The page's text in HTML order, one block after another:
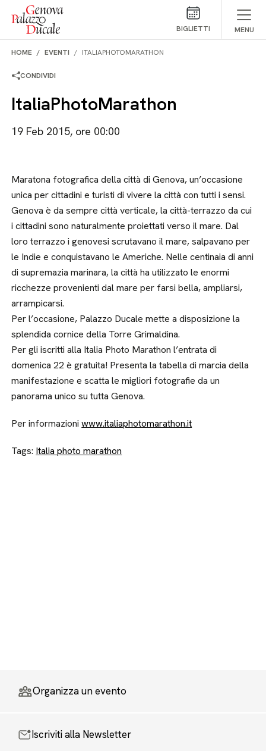
Salta al contenuto
BIGLIETTI MENU
HOME EVENTI ITALIAPHOTOMARATHON
CONDIVIDI
ItaliaPhotoMarathon
19 Feb 2015, ore 00:00
Maratona fotografica della città di Genova, un’occasione
unica per cittadini e turisti di vivere la città con tutti i sensi.
Genova è da sempre città verticale, la città-terrazzo da cui
i cittadini sono naturalmente proiettati verso il mare. Dal
loro terrazzo i genovesi scrutavano il mare, salpavano per
le Indie e conquistavano le Americhe. Nelle centinaia di anni
di supremazia marinara, la città ha utilizzato le enormi
ricchezze provenienti dal mare per farsi bella, ampliarsi,
arrampicarsi.
Per l’occasione, Palazzo Ducale mette a disposizione la
splendida cornice della Torre Grimaldina.
Per gli iscritti alla Italia Photo Marathon l’entrata di
domenica 22 è gratuita! Presenta la tabella di marcia della
manifestazione e scatta le migliori fotografie da un
panorama unico su tutta Genova.
Per informazioniwww.italiaphotomarathon.it
Tags: Italia photo marathon
Organizza un evento
Iscriviti alla Newsletter